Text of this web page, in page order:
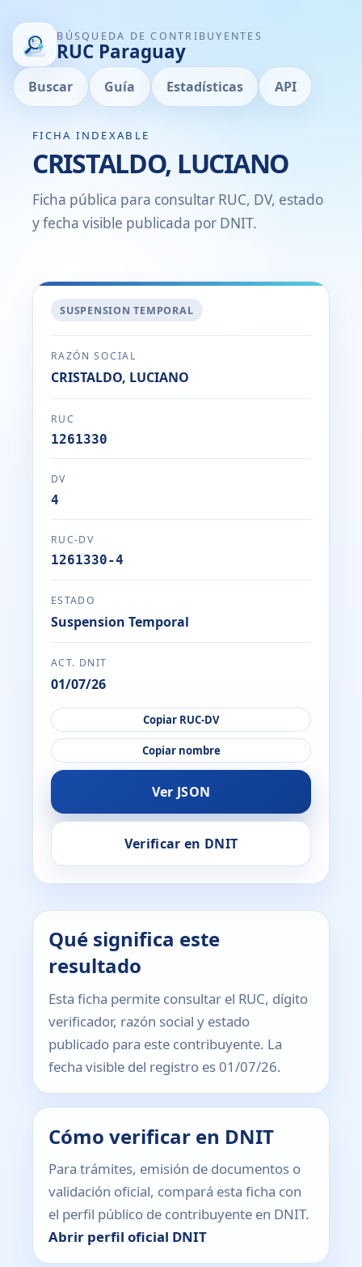
BÚSQUEDA DE CONTRIBUYENTES
RUC Paraguay
Buscar Guía Estadísticas API
FICHA INDEXABLE
CRISTALDO, LUCIANO
Ficha pública para consultar RUC, DV, estado
y fecha visible publicada por DNIT.
SUSPENSION TEMPORAL
RAZÓN SOCIAL
CRISTALDO, LUCIANO
RUC
1261330
DV
4
RUC-DV
1261330-4
ESTADO
Suspension Temporal
ACT. DNIT
01/07/26
Copiar RUC-DV
Copiar nombre
Ver JSON
Verificar en DNIT
Qué significa este
resultado
Esta ficha permite consultar el RUC, dígito
verificador, razón social y estado
publicado para este contribuyente. La
fecha visible del registro es 01/07/26.
Cómo verificar en DNIT
Para trámites, emisión de documentos o
validación oficial, compará esta ficha con
el perfil público de contribuyente en DNIT.
Abrir perfil oficial DNIT